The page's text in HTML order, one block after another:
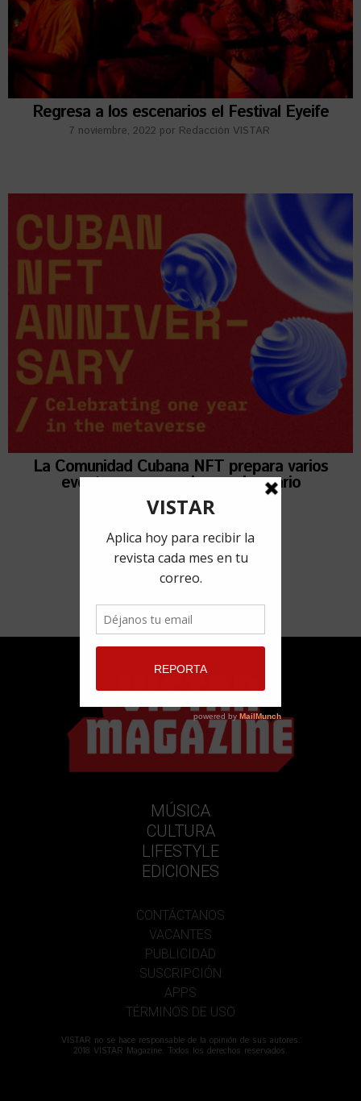
Regresa a los escenarios el Festival Eyeife
7 noviembre, 2022 por Redacción VISTAR
La Comunidad Cubana NFT prepara varios
eventos para su primer aniversario
10 marzo, 2022 porAdyz Lien Rivero
MÚSICA
CULTURA
LIFESTYLE
EDICIONES
CONTÁCTANOS
VACANTES
PUBLICIDAD
SUSCRIPCIÓN
APPS
TÉRMINOS DE USO
VISTAR no se hace responsable de la opinión de sus autores.
2018 VISTAR Magazine. Todos los derechos reservados.